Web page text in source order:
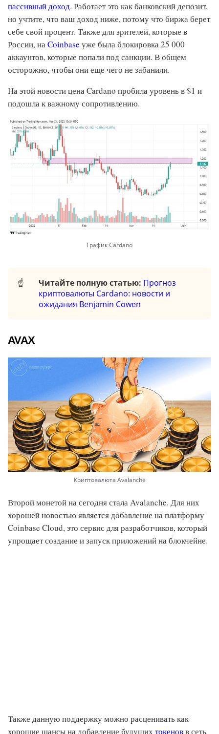
пассивный доход. Работает это как банковский депозит,
но учтите, что ваш доход ниже, потому что биржа берет
себе свой процент. Также для зрителей, которые в
России, наCoinbase уже была блокировка 25 000
аккаунтов, которые попали под санкции. В общем
осторожно, чтобы они еще чего не забанили.
На этой новости цена Cardano пробила уровень в $1 и
подошла к важному сопротивлению.
График Cardano
☝️ Читайте полную статью: Прогноз
криптовалюты Cardano: новости и
ожидания Benjamin Cowen
AVAX
Криптовалюта Avalanche
Второй монетой на сегодня стала Avalanche. Для них
хорошей новостью является добавление на платформу
Coinbase Cloud, это сервис для разработчиков, который
упрощает создание и запуск приложений на блокчейне.
Также данную поддержку можно расценивать как
хорошие шансы на добавление будущих токеновв сеть